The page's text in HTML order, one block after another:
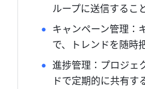
ループに送信するこ
キャンペーン管理：
で、トレンドを随時
進捗管理：プロジェ
ドで定期的に共有す